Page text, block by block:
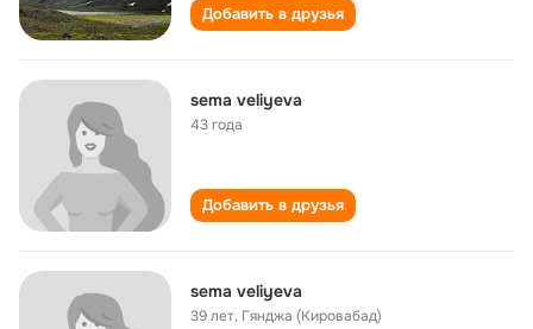
Добавить в друзья
sema veliyeva
43 года
Добавить в друзья
sema veliyeva
39 лет, Гянджа (Кировабад)